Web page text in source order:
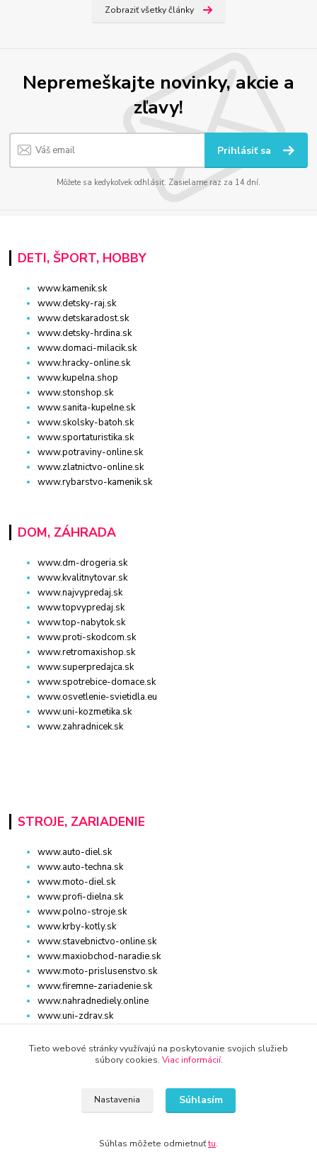
Zobraziť všetky články
Nepremeškajte novinky, akcie a
zľavy!
Prihlásiť sa
Môžete sa kedykoľvek odhlásiť. Zasielame raz za 14 dní.
DETI, ŠPORT, HOBBY
www.kamenik.sk
www.detsky-raj.sk
www.detskaradost.sk
www.detsky-hrdina.sk
www.domaci-milacik.sk
www.hracky-online.sk
www.kupelna.shop
www.stonshop.sk
www.sanita-kupelne.sk
www.skolsky-batoh.sk
www.sportaturistika.sk
www.potraviny-online.sk
www.zlatnictvo-online.sk
www.rybarstvo-kamenik.sk
DOM, ZÁHRADA
www.dm-drogeria.sk
www.kvalitnytovar.sk
www.najvypredaj.sk
www.topvypredaj.sk
www.top-nabytok.sk
www.proti-skodcom.sk
www.retromaxishop.sk
www.superpredajca.sk
www.spotrebice-domace.sk
www.osvetlenie-svietidla.eu
www.uni-kozmetika.sk
www.zahradnicek.sk
STROJE, ZARIADENIE
www.auto-diel.sk
www.auto-techna.sk
www.moto-diel.sk
www.profi-dielna.sk
www.polno-stroje.sk
www.krby-kotly.sk
www.stavebnictvo-online.sk
www.maxiobchod-naradie.sk
www.moto-prislusenstvo.sk
www.firemne-zariadenie.sk
www.nahradnediely.online
www.uni-zdrav.sk
www.zariadenie-firmy.sk
Tieto webové stránky využívajú na poskytovanie svojich služieb
súbory cookies. Viac informácií.
Nastavenia Súhlasím
Súhlas môžete odmietnuťtu.